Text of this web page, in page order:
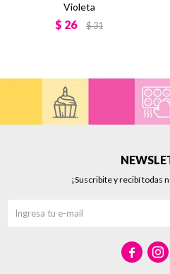
Violeta
$ 26 $31
¡Suscribite y recibí todas
 